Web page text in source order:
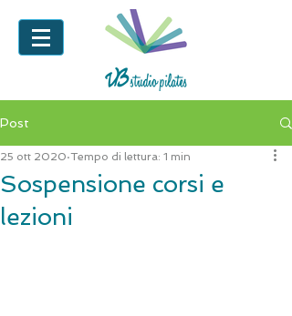
Post
Sospensione corsi e
lezioni
25 ott 2020 Tempo di lettura: 1 min